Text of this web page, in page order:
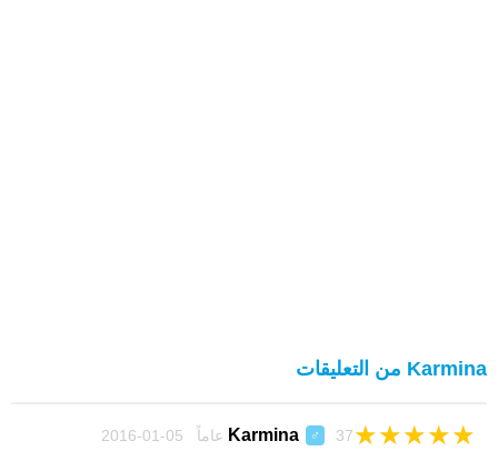
Karmina من التعليقات
Karmina ♂ 37 عاماً 05-01-2016 ★
★
★
★
★